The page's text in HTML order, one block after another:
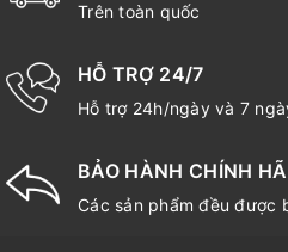
Trên toàn quốc
HỖ TRỢ 24/7
Hỗ trợ 24h/ngày và 7
BẢO HÀNH CHÍNH
Các sản phẩm đều được